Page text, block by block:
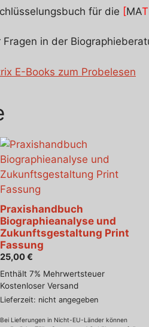
für die [MAT
in der
E-Books zum Probelesen
Praxishandbuch
Biographieanalyse und
Zukunftsgestaltung Print
Fassung
25,00€
Enthält 7% Mehrwertsteuer
Kostenloser Versand
Lieferzeit: nicht angegeben
Bei Lieferungen in Nicht-EU-Länder können